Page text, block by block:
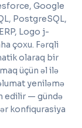
Google
PostgreSQL,
Logo j-
çoxu. Fərqli
olaraq bir
üçün əl ilə
yeniləmə
edilir — gündə
konfiqurasiya